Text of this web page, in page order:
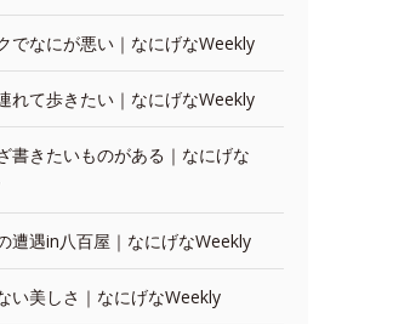
でなにが悪い｜なにげなWeekly
れて歩きたい｜なにげなWeekly
書きたいものがある｜なにげな
遭遇in八百屋｜なにげなWeekly
い美しさ｜なにげなWeekly